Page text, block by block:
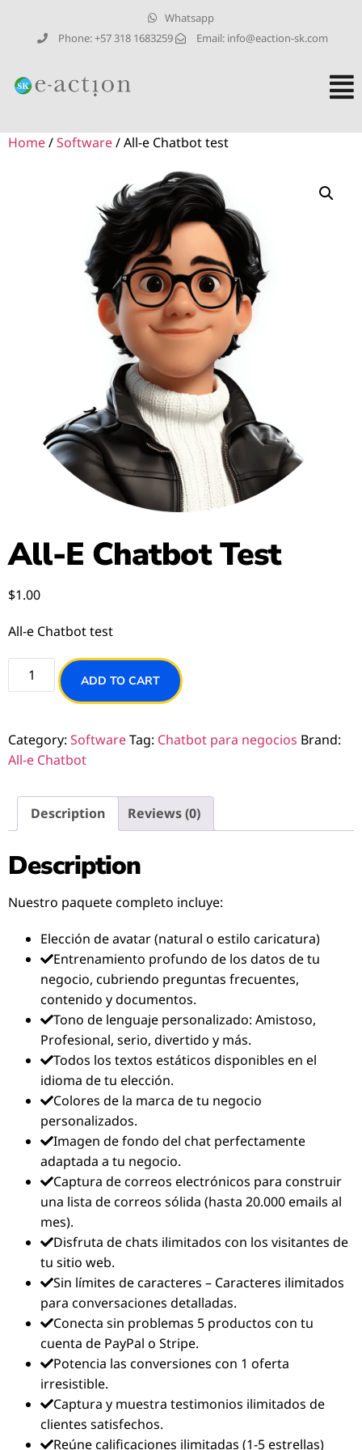
Whatsapp
Phone: +57 318 1683259
Email: info@eaction-sk.com
Home/Software/ All-e Chatbot test
All-E Chatbot Test
$1.00
All-e Chatbot test
ADD TO CART
Category: SoftwareTag: Chatbot para negocios Brand:
All-e Chatbot
Description Reviews (0)
Description
Nuestro paquete completo incluye:
Elección de avatar (natural o estilo caricatura)
Entrenamiento profundo de los datos de tu
negocio, cubriendo preguntas frecuentes,
contenido y documentos.
Tono de lenguaje personalizado: Amistoso,
Profesional, serio, divertido y más.
Todos los textos estáticos disponibles en el
idioma de tu elección.
Colores de la marca de tu negocio
personalizados.
Imagen de fondo del chat perfectamente
adaptada a tu negocio.
Captura de correos electrónicos para construir
una lista de correos sólida (hasta 20.000 emails al
mes).
Disfruta de chats ilimitados con los visitantes de
tu sitio web.
Sin límites de caracteres – Caracteres ilimitados
para conversaciones detalladas.
Conecta sin problemas 5 productos con tu
cuenta de PayPal o Stripe.
Potencia las conversiones con 1 oferta
irresistible.
Captura y muestra testimonios ilimitados de
clientes satisfechos.
Reúne calificaciones ilimitadas (1-5 estrellas)